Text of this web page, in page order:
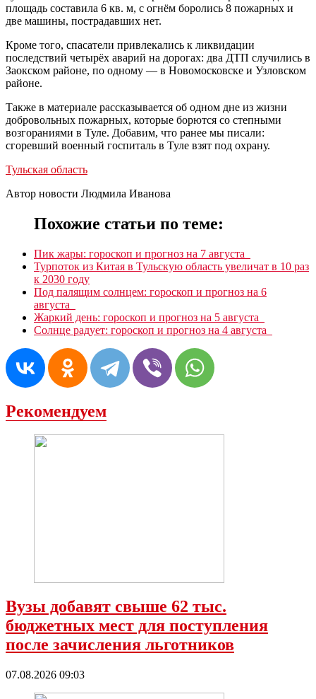
площадь составила 6 кв. м, с огнём боролись 8 пожарных и
две машины, пострадавших нет.
Кроме того, спасатели привлекались к ликвидации
последствий четырёх аварий на дорогах: два ДТП случились в
Заокском районе, по одному — в Новомосковске и Узловском
районе.
Также в материале рассказывается об одном дне из жизни
добровольных пожарных, которые борются со степными
возгораниями в Туле. Добавим, что ранее мы писали:
сгоревший военный госпиталь в Туле взят под охрану.
Тульская область
Автор новости Людмила Иванова
Похожие статьи по теме:
Пик жары: гороскоп и прогноз на 7 августа
Турпоток из Китая в Тульскую область увеличат в 10 раз
к 2030 году
Под палящим солнцем: гороскоп и прогноз на 6
августа
Жаркий день: гороскоп и прогноз на 5 августа
Солнце радует: гороскоп и прогноз на 4 августа
Рекомендуем
Вузы добавят свыше 62 тыс.
бюджетных мест для поступления
после зачисления льготников
07.08.2026 09:03